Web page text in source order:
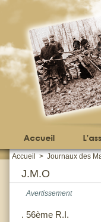
Accueil > Journaux des
J.M.O
Avertissement
. 56ème R.I.